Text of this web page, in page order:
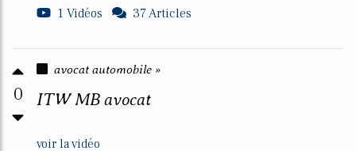
1 Vidéos
37 Articles
0
avocat automobile »
ITW MB avocat
voir la vidéo